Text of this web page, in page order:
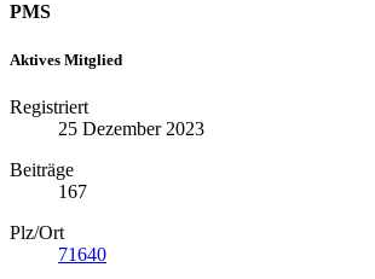
PMS
Aktives Mitglied
Registriert
25 Dezember 2023
Beiträge
167
Plz/Ort
71640